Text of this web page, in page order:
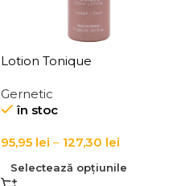
Lotion Tonique
Gernetic
în stoc
95,95 lei – 127,30 lei
Selectează opțiunile